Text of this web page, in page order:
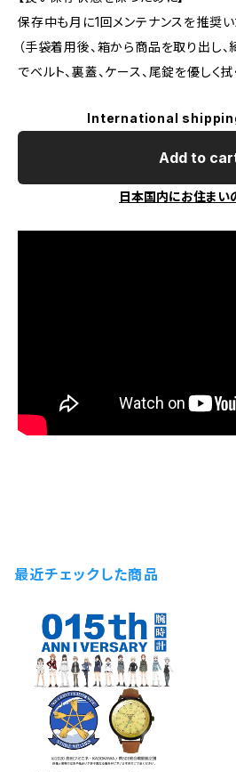
保存中も月に1回メンテナンスを推奨い
（手袋着用後、箱から商品を取り出し
でベルト、裏蓋、ケース、尾錠を優しく拭
International
Add to
日本国内にお住まい
最近チェックした商品